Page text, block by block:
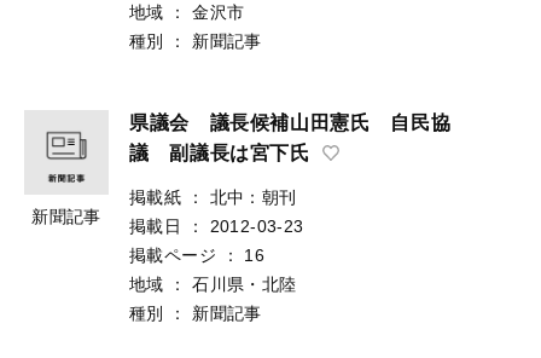
地域
：
金沢市
種別
： 新聞記事
新聞記事
県議会 議長候補山田憲氏 自民協
議 副議長は宮下氏
掲載紙 ：
北中：朝刊
掲載日
：
2012-03-23
掲載ページ
：
16
地域
：
石川県・北陸
種別
： 新聞記事